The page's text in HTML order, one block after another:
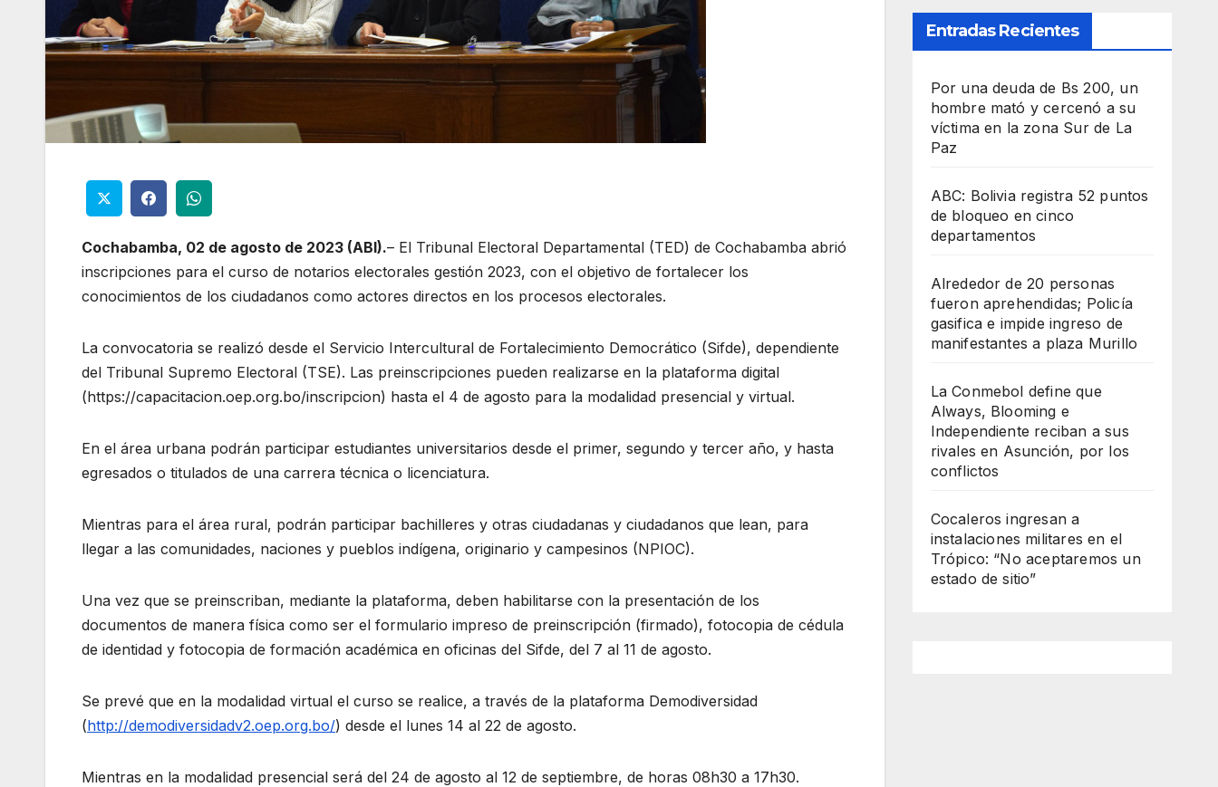
Cochabamba, 02 de agosto de 2023 (ABI).– El Tribunal Electoral Departamental (TED) de Cochabamba abrió
inscripciones para el curso de notarios electorales gestión 2023, con el objetivo de fortalecer los
conocimientos de los ciudadanos como actores directos en los procesos electorales.
La convocatoria se realizó desde el Servicio Intercultural de Fortalecimiento Democrático (Sifde), dependiente
del Tribunal Supremo Electoral (TSE). Las preinscripciones pueden realizarse en la plataforma digital
(https://capacitacion.oep.org.bo/inscripcion) hasta el 4 de agosto para la modalidad presencial y virtual.
En el área urbana podrán participar estudiantes universitarios desde el primer, segundo y tercer año, y hasta
egresados o titulados de una carrera técnica o licenciatura.
Mientras para el área rural, podrán participar bachilleres y otras ciudadanas y ciudadanos que lean, para
llegar a las comunidades, naciones y pueblos indígena, originario y campesinos (NPIOC).
Una vez que se preinscriban, mediante la plataforma, deben habilitarse con la presentación de los
documentos de manera física como ser el formulario impreso de preinscripción (firmado), fotocopia de cédula
de identidad y fotocopia de formación académica en oficinas del Sifde, del 7 al 11 de agosto.
Se prevé que en la modalidad virtual el curso se realice, a través de la plataforma Demodiversidad
(http://demodiversidadv2.oep.org.bo/) desde el lunes 14 al 22 de agosto.
Mientras en la modalidad presencial será del 24 de agosto al 12 de septiembre, de horas 08h30 a 17h30.
Entradas Recientes
Por una deuda de Bs 200, un
hombre mató y cercenó a su
víctima en la zona Sur de La
Paz
ABC: Bolivia registra 52 puntos
de bloqueo en cinco
departamentos
Alrededor de 20 personas
fueron aprehendidas; Policía
gasifica e impide ingreso de
manifestantes a plaza Murillo
La Conmebol define que
Always, Blooming e
Independiente reciban a sus
rivales en Asunción, por los
conflictos
Cocaleros ingresan a
instalaciones militares en el
Trópico: “No aceptaremos un
estado de sitio”